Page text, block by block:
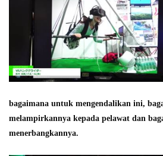
bagaimana untuk mengendalikan ini,
melampirkannya kepada pelawat dan
menerbangkannya.